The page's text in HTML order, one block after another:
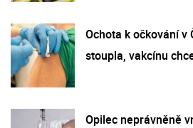
Ochota k očkování v
stoupla, vakcínu
Opilec neprávněně